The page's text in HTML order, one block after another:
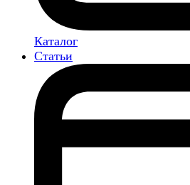
Каталог
Статьи